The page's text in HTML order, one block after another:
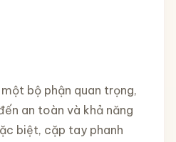
bộ phận quan trọng,
an toàn và khả năng
biệt, cặp tay phanh